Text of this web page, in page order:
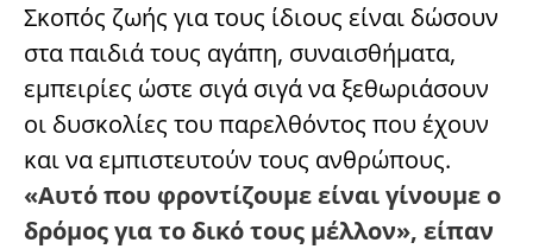
Σκοπός ζωής για τους ίδιους είναι δώσουν
στα παιδιά τους αγάπη, συναισθήματα,
εμπειρίες ώστε σιγά σιγά να ξεθωριάσουν
οι δυσκολίες του παρελθόντος που έχουν
και να εμπιστευτούν τους ανθρώπους.
«Αυτό που φροντίζουμε είναι γίνουμε ο
δρόμος για το δικό τους μέλλον», είπαν